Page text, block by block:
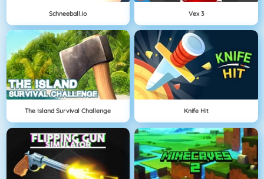
Schneeball.io Vex 3
The Island Survival Challenge Knife Hit